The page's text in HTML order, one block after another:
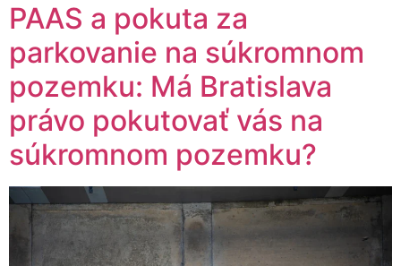
PAAS a pokuta za
parkovanie na súkromnom
pozemku: Má Bratislava
právo pokutovať vás na
súkromnom pozemku?